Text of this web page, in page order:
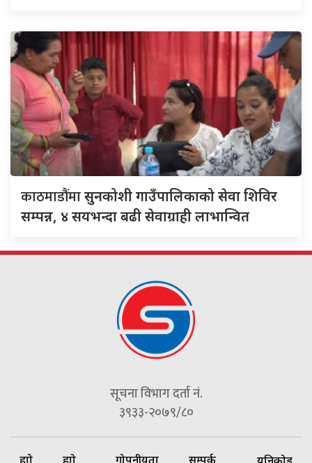
काठमाडौंमासुनकोशी गाउँपालिकाको सेवा शिविर
सम्पन्न, ४ सयभन्दा बढी सेवाग्राही लाभान्वित
सूचना विभाग दर्ता नं.
३९३३-२०७९/८०
हाम्रो हाम्रो गोपनीयता सम्पर्क